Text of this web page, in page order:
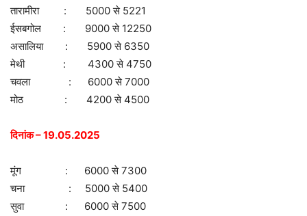
तारामीरा : 5000 से 5221
ईसबगोल : 9000 से 12250
असालिया : 5900 से 6350
मेथी : 4300 से 4750
चवला : 6000 से 7000
मोठ : 4200 से 4500
दिनांक – 19.05.2025
मूंग : 6000 से 7300
चना : 5000 से 5400
सुवा : 6000 से 7500